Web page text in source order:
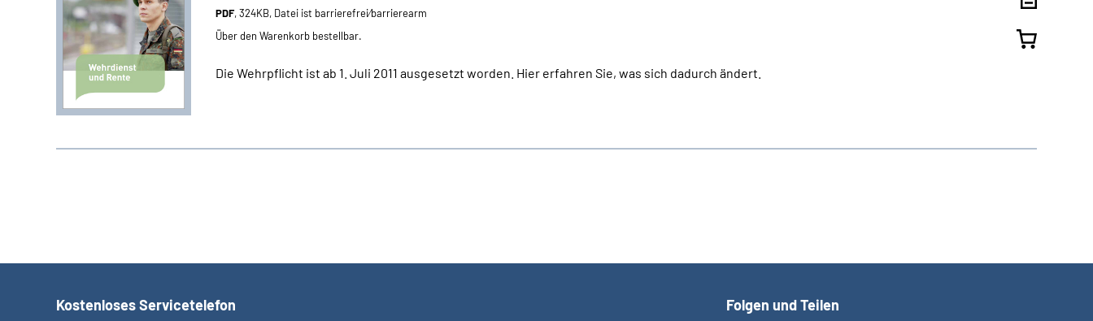
PDF, 324KB, Datei ist barrierefrei⁄barrierearm
Über den Warenkorb bestellbar.
Die Wehrpflicht ist ab 1. Juli 2011 ausgesetzt worden. Hier erfahren Sie, was sich dadurch ändert.
Kostenloses Servicetelefon Folgen und Teilen